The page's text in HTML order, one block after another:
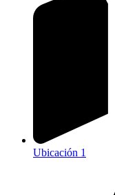
Ubicación 1